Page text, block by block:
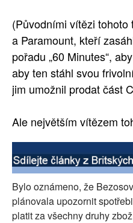
(Původními vítězi
a Paramount, kteří
pořadu „60 Minutes“,
aby ten stáhl svou
jim umožnil prodat část
Ale největším vítězem
Bylo oznámeno, že
plánovala upozornit
platit za všechny druhy